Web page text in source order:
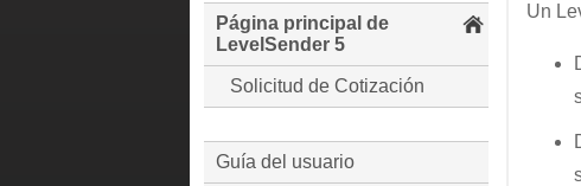
Un
Página principal de
LevelSender 5
Solicitud de Cotización
Guía del usuario